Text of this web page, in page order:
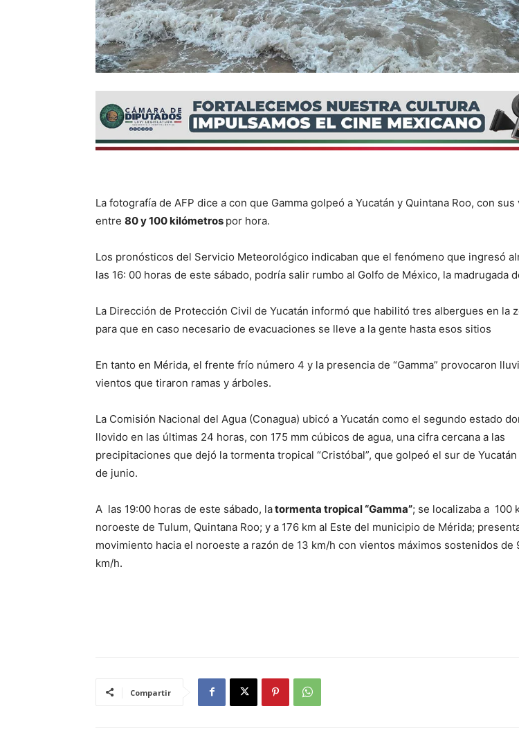
La fotografía de AFP dice a con que Gamma golpeó a Yucatán y Quintana Roo, con
entre 80 y 100 kilómetros por hora.
Los pronósticos del Servicio Meteorológico indicaban que el fenómeno que ingresó
las 16: 00 horas de este sábado, podría salir rumbo al Golfo de México, la madrugada
La Dirección de Protección Civil de Yucatán informó que habilitó tres albergues en la
para que en caso necesario de evacuaciones se lleve a la gente hasta esos sitios
En tanto en Mérida, el frente frío número 4 y la presencia de “Gamma” provocaron
vientos que tiraron ramas y árboles.
La Comisión Nacional del Agua (Conagua) ubicó a Yucatán como el segundo estado
llovido en las últimas 24 horas, con 175 mm cúbicos de agua, una cifra cercana a las
precipitaciones que dejó la tormenta tropical “Cristóbal”, que golpeó el sur de
de junio.
A las 19:00 horas de este sábado, latormenta tropical “Gamma”; se localizaba a 100
noroeste de Tulum, Quintana Roo; y a 176 km al Este del municipio de Mérida;
movimiento hacia el noroeste a razón de 13 km/h con vientos máximos sostenidos de
km/h.
Compartir